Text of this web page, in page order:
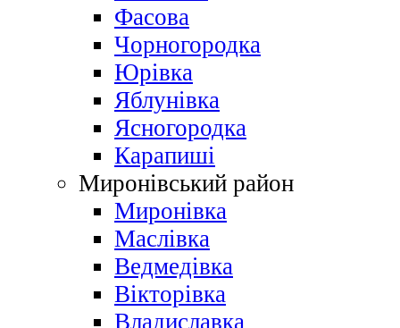
Фасова
Чорногородка
Юрівка
Яблунівка
Ясногородка
Карапиші
Миронівський район
Миронівка
Маслівка
Ведмедівка
Вікторівка
Владиславка